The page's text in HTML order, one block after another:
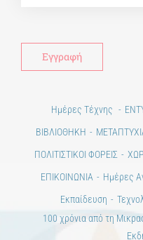
Ημέρες Τέχνης
ΒΙΒΛΙΟΘΗΚΗ
ΠΟΛΙΤΙΣΤΙΚΟΙ ΦΟΡΕΙΣ
ΕΠΙΚΟΙΝΩΝΙΑ
Ημέρες
Εκπαίδευση
100 χρόνια από τη